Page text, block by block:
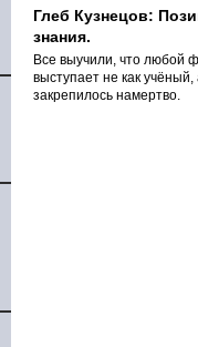
Глеб Кузнецов:
знания.
Все выучили, что любой
выступает не как
закрепилось намертво.